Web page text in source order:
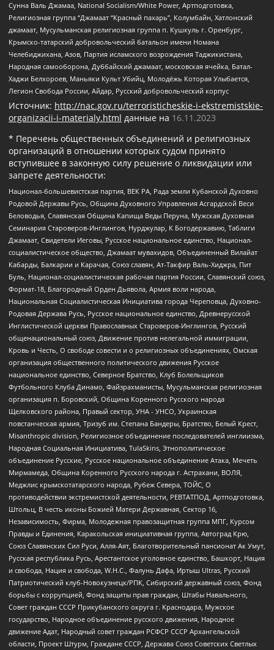
Сунна Валь Джамаа, National Socialism/White Power, Артподготовка,
Религиозная группа “Джамаат “Красный пахарь”, Колумбайн, Хатлонский
джамаат, Мусульманская религиозная группа п. Кушкуль г. Оренбург,
Крымско-татарский добровольческий батальон имени Номана
Челебиджихана, Азов, Партия исламского возрождения Таджикистана,
Народная самооборона, Дуббайский джамаат, московская ячейка, Батал-
Хаджи Белхороев, Маньяки Культ Убийц, Молодёжь Которая Улыбается,
Легион Свобода России, Айдар, Русский добровольческий корпус
Источник: http://nac.gov.ru/terroristicheskie-i-ekstremistskie-
organizacii-i-materialy.html данные на 16.11.2023
* Перечень общественных объединений и религиозных
организаций в отношении которых судом принято
вступившее в законную силу решение о ликвидации или
запрете деятельности:
Национал-большевистская партия, ВЕК РА, Рада земли Кубанской Духовно
Родовой Державы Русь, Община Духовного Управления Асгардской Веси
Беловодья, Славянская Община Капища Веды Перуна, Мужская Духовная
Семинария Староверов-Инглингов, Нурджулар, К Богодержавию, Таблиги
Джамаат, Свидетели Иеговы, Русское национальное единство, Национал-
социалистическое общество, Джамаат мувахидов, Объединенный Вилайат
Кабарды, Балкарии и Карачая, Союз славян, Ат-Такфир Валь-Хиджра, Пит
Буль, Национал-социалистическая рабочая партия России, Славянский союз,
Формат-18, Благородный Орден Дьявола, Армия воли народа,
Национальная Социалистическая Инициатива города Череповца, Духовно-
Родовая Держава Русь, Русское национальное единство, Древнерусской
Инглистической церкви Православных Староверов-Инглингов, Русский
общенациональный союз, Движение против нелегальной иммиграции,
Кровь и Честь, О свободе совести и о религиозных объединениях, Омская
организация общественного политического движения Русское
национальное единство, Северное Братство, Клуб Болельщиков
Футбольного Клуба Динамо, Файзрахманисты, Мусульманская религиозная
организация п. Боровский, Община Коренного Русского народа
Щелковского района, Правый сектор, УНА - УНСО, Украинская
повстанческая армия, Тризуб им. Степана Бандеры, Братство, Белый Крест,
Misanthropic division, Религиозное объединение последователей инглиизма,
Народная Социальная Инициатива, TulaSkins, Этнополитическое
объединение Русские, Русское национальное объединение Атака, Мечеть
Мирмамеда, Община Коренного Русского народа г. Астрахани, ВОЛЯ,
Меджлис крымскотатарского народа, Рубеж Севера, ТОЙС, О
противодействии экстремистской деятельности, РЕВТАТПОД, Артподготовка,
Штольц, В честь иконы Божией Матери Державная, Сектор 16,
Независимость, Фирма, Молодежная правозащитная группа МПГ, Курсом
Правды и Единения, Каракольская инициативная группа, Автоград Крю,
Союз Славянских Сил Руси, Алля-Аят, Благотворительный пансионат Ак Умут,
Русская республика Русь, Арестантское уголовное единство, Башкорт, Нация
и свобода, Нация и свобода, W.H.С., Фалунь Дафа, Иртыш Ultras, Русский
Патриотический клуб-Новокузнецк/РПК, Сибирский державный союз, Фонд
борьбы с коррупцией, Фонд защиты прав граждан, Штабы Навального,
Совет граждан СССР Прикубанского округа г. Краснодара, Мужское
государство, Народное объединение русского движения, Народное
движение Адат, Народный совет граждан РСФСР СССР Архангельской
области, Проект Штурм, Граждане СССР, Держава Союз Советских Светлых